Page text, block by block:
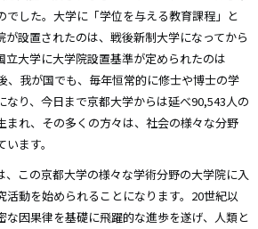
でした。大学に「学位を与える教育課程」と
が設置されたのは、戦後新制大学になってから
立大学に大学院設置基準が定められたのは
、我が国でも、毎年恒常的に修士や博士の学
なり、今日まで京都大学からは延べ90,543人の
まれ、その多くの方々は、社会の様々な分野
ます。
、この京都大学の様々な学術分野の大学院に入
活動を始められることになります。20世紀以
な因果律を基礎に飛躍的な進歩を遂げ、人類と